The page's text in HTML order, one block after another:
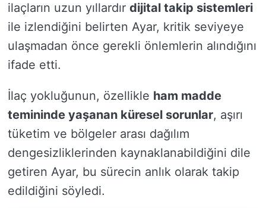
ilaçların uzun yıllardır dijital takip sistemleri
ile izlendiğini belirten Ayar, kritik seviyeye
ulaşmadan önce gerekli önlemlerin alındığını
ifade etti.
İlaç yokluğunun, özellikle ham madde
temininde yaşanan küresel sorunlar, aşırı
tüketim ve bölgeler arası dağılım
dengesizliklerinden kaynaklanabildiğini dile
getiren Ayar, bu sürecin anlık olarak takip
edildiğini söyledi.